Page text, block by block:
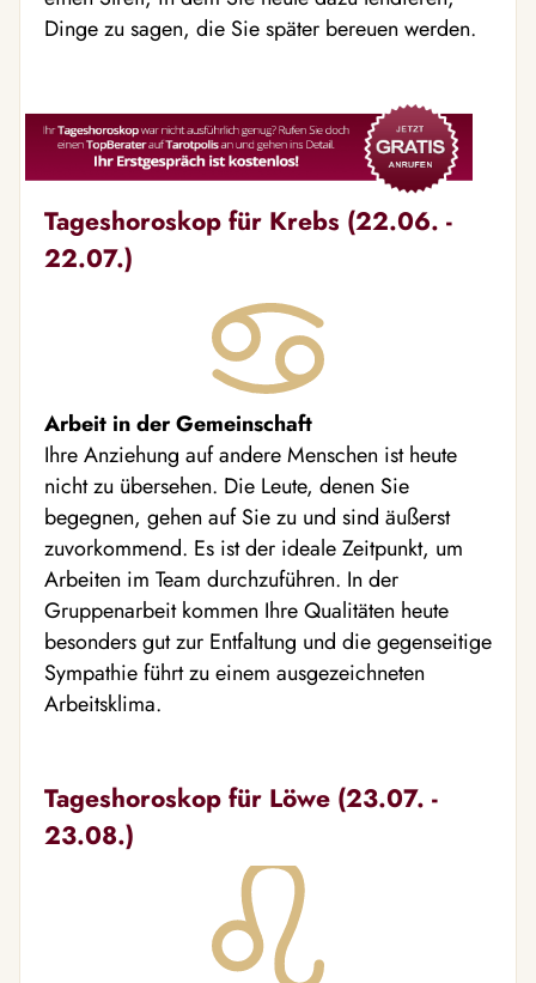
Dinge zu sagen, die Sie später bereuen werden.
Tageshoroskop für Krebs (22.06. -
22.07.)
Arbeit in der Gemeinschaft
Ihre Anziehung auf andere Menschen ist heute
nicht zu übersehen. Die Leute, denen Sie
begegnen, gehen auf Sie zu und sind äußerst
zuvorkommend. Es ist der ideale Zeitpunkt, um
Arbeiten im Team durchzuführen. In der
Gruppenarbeit kommen Ihre Qualitäten heute
besonders gut zur Entfaltung und die gegenseitige
Sympathie führt zu einem ausgezeichneten
Arbeitsklima.
Tageshoroskop für Löwe (23.07. -
23.08.)